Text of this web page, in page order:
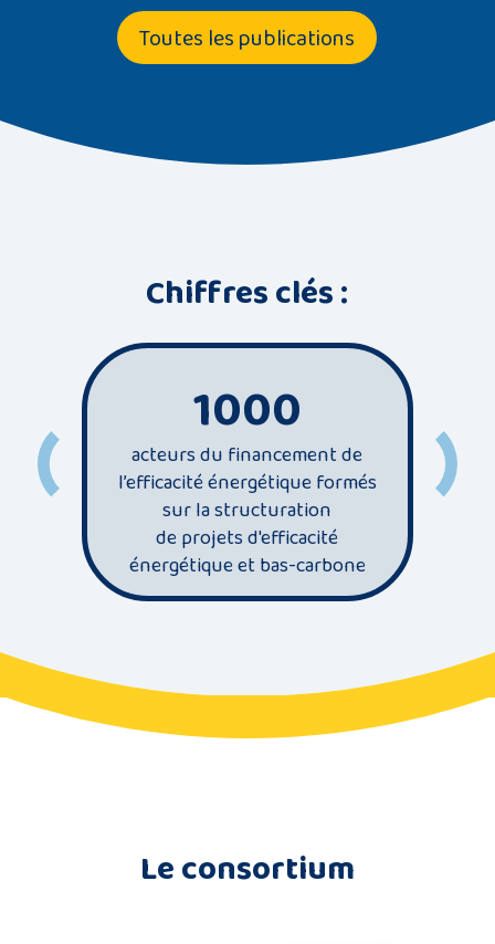
Toutes les publications
Chiffres clés :
1000
acteurs du financement de
l’efficacité énergétique formés
sur la structuration
de projets d'efficacité
énergétique et bas-carbone
Le consortium